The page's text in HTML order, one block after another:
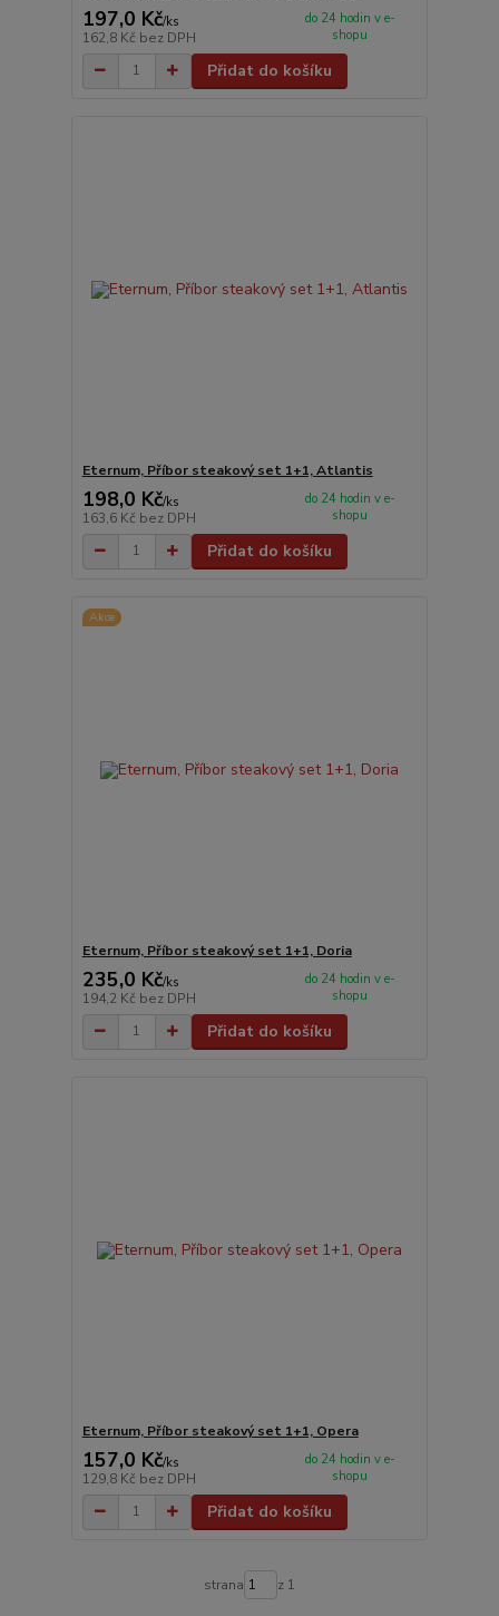
197,0 Kč/ks
162,8 Kč bez DPH
do 24 hodin v e-
shopu
Přidat do košíku
Eternum, Příbor steakový set 1+1, Atlantis
198,0 Kč/ks
163,6 Kč bez DPH
do 24 hodin v e-
shopu
Přidat do košíku
Akce
Eternum, Příbor steakový set 1+1, Doria
235,0 Kč/ks
194,2 Kč bez DPH
do 24 hodin v e-
shopu
Přidat do košíku
Eternum, Příbor steakový set 1+1, Opera
157,0 Kč/ks
129,8 Kč bez DPH
do 24 hodin v e-
shopu
Přidat do košíku
strana z 1